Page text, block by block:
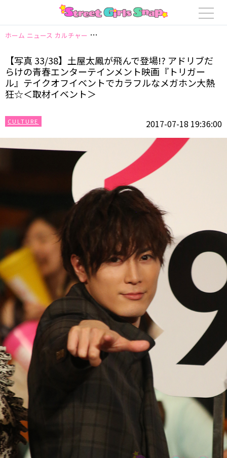
ホーム ニュース カルチャー 【写真 33/38】土屋太鳳が飛んで登場!? アド
【写真 33/38】土屋太鳳が飛んで登場!? アドリブだ
らけの青春エンターテインメント映画『トリガー
ル』テイクオフイベントでカラフルなメガホン大熱
狂☆＜取材イベント＞
CULTURE 2017-07-18 19:36:00